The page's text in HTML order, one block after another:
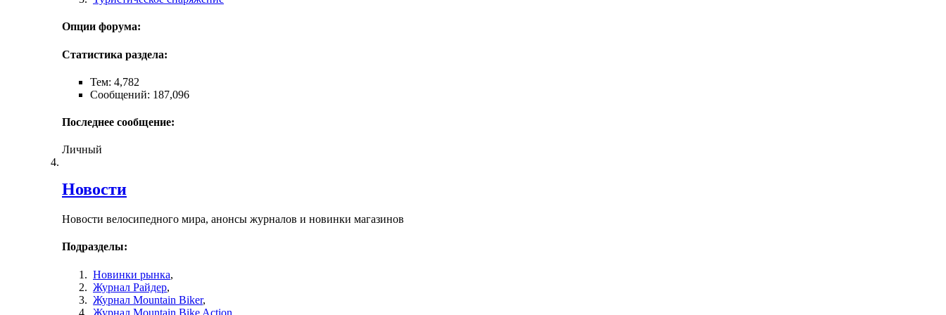
Опции форума:
Статистика раздела:
Тем: 4,782
Сообщений: 187,096
Последнее сообщение:
Личный
Новости
Новости велосипедного мира, анонсы журналов и новинки магазинов
Подразделы:
Новинки рынка,
Журнал Райдер,
Журнал Mountain Biker,
Журнал Mountain Bike Action